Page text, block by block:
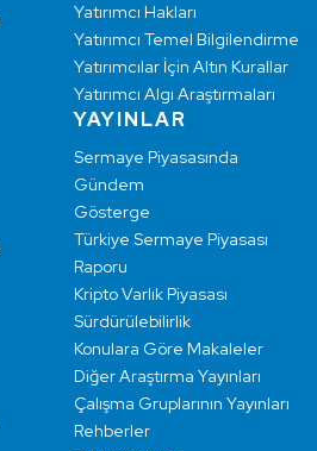
Yatırımcı Hakları
Yatırımcı Temel Bilgilendirme
Yatırımcılar İçin Altın Kurallar
Yatırımcı Algı Araştırmaları
YAYINLAR
Sermaye Piyasasında
Gündem
Gösterge
Türkiye Sermaye Piyasası
Raporu
Kripto Varlık Piyasası
Sürdürülebilirlik
Konulara Göre Makaleler
Diğer Araştırma Yayınları
Çalışma Gruplarının Yayınları
Rehberler